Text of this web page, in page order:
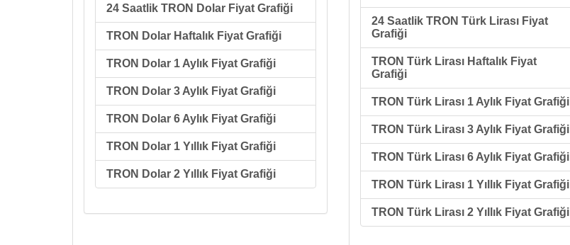
24 Saatlik TRON Dolar Fiyat Grafiği
TRON Dolar Haftalık Fiyat Grafiği
TRON Dolar 1 Aylık Fiyat Grafiği
TRON Dolar 3 Aylık Fiyat Grafiği
TRON Dolar 6 Aylık Fiyat Grafiği
TRON Dolar 1 Yıllık Fiyat Grafiği
TRON Dolar 2 Yıllık Fiyat Grafiği
24 Saatlik TRON Türk Lirası Fiyat
Grafiği
TRON Türk Lirası Haftalık Fiyat
Grafiği
TRON Türk Lirası 1 Aylık Fiyat Grafiği
TRON Türk Lirası 3 Aylık Fiyat Grafiği
TRON Türk Lirası 6 Aylık Fiyat Grafiği
TRON Türk Lirası 1 Yıllık Fiyat Grafiği
TRON Türk Lirası 2 Yıllık Fiyat Grafiği